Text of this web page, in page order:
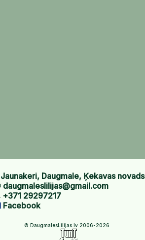
Jaunakeri, Daugmale, Ķekavas novads
daugmaleslilijas@gmail.com
+371 29297217
Facebook
© DaugmalesLilijas.lv 2006-2026